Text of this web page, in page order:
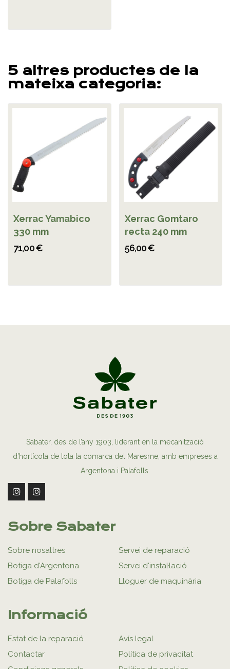
5 altres productes de la
mateixa categoria:
Xerrac Yamabico
330 mm
71,00 €
Xerrac Gomtaro
recta 240 mm
56,00 €
Sabater, des de l’any 1903, liderant en la mecanització
d’hortícola de tota la comarca del Maresme, amb empreses a
Argentona i Palafolls.
Sobre Sabater
Sobre nosaltres
Botiga d'Argentona
Botiga de Palafolls
Servei de reparació
Servei d'instal·lació
Lloguer de maquinària
Informació
Estat de la reparació
Contactar
Avís legal
Política de privacitat